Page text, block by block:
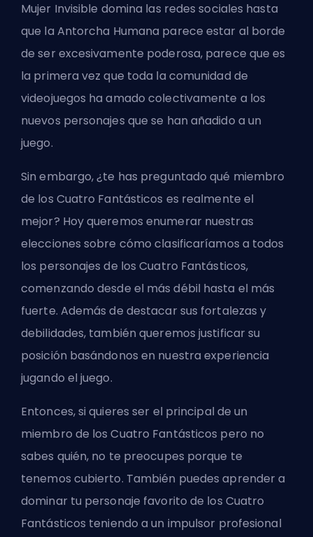
Mujer Invisible domina las redes sociales hasta
que la Antorcha Humana parece estar al borde
de ser excesivamente poderosa, parece que es
la primera vez que toda la comunidad de
videojuegos ha amado colectivamente a los
nuevos personajes que se han añadido a un
juego.
Sin embargo, ¿te has preguntado qué miembro
de los Cuatro Fantásticos es realmente el
mejor? Hoy queremos enumerar nuestras
elecciones sobre cómo clasificaríamos a todos
los personajes de los Cuatro Fantásticos,
comenzando desde el más débil hasta el más
fuerte. Además de destacar sus fortalezas y
debilidades, también queremos justificar su
posición basándonos en nuestra experiencia
jugando el juego.
Entonces, si quieres ser el principal de un
miembro de los Cuatro Fantásticos pero no
sabes quién, no te preocupes porque te
tenemos cubierto. También puedes aprender a
dominar tu personaje favorito de los Cuatro
Fantásticos teniendo a un impulsor profesional